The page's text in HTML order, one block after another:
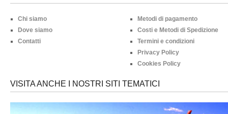
Chi siamo
Dove siamo
Contatti
Metodi di pagamento
Costi e Metodi di Spedizione
Termini e condizioni
Privacy Policy
Cookies Policy
VISITA ANCHE I NOSTRI SITI TEMATICI